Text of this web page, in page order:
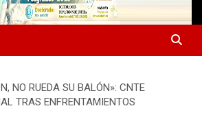
NO RUEDA SU BALÓN»: CNTE
TRAS ENFRENTAMIENTOS